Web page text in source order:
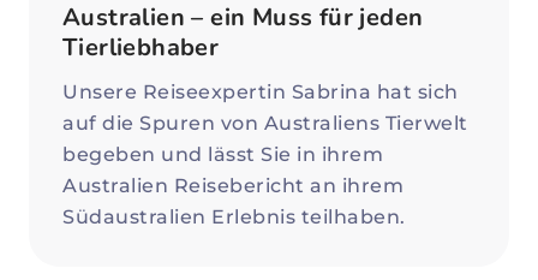
Australien – ein Muss für jeden
Tierliebhaber
Unsere Reiseexpertin Sabrina hat sich
auf die Spuren von Australiens Tierwelt
begeben und lässt Sie in ihrem
Australien Reisebericht an ihrem
Südaustralien Erlebnis teilhaben.